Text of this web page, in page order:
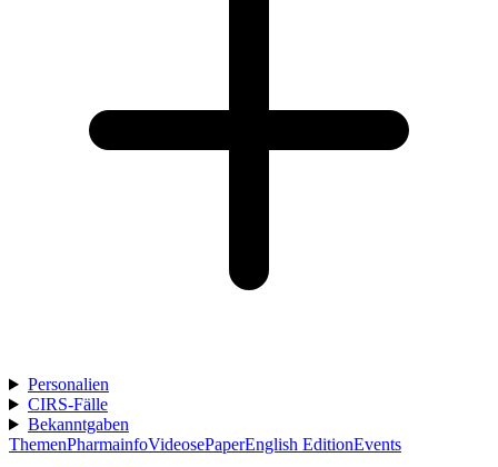
Personalien
CIRS-Fälle
Bekanntgaben
ThemenPharmainfoVideosePaperEnglish EditionEvents